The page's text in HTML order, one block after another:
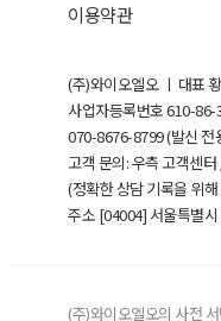
이용약관
(주)와이오엘오 ㅣ 대표
사업자등록번호610-86-
070-8676-8799 (발신 전
고객 문의: 우측 고객센
(정확한 상담 기록을 위
주소 [04004] 서울특별
(주)와이오엘오의 사전